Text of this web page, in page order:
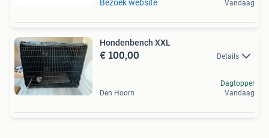
Bezoek website
Vandaag
Hondenbench XXL
€ 100,00 Details
Den Hoorn
Dagtopper
Vandaag